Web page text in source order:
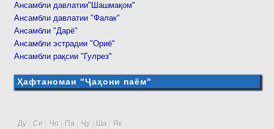
Ансамбли давлатии"Шашмақом"
Ансамбли давлатии "Фалак"
Ансамбли "Дарё"
Ансамбли эстрадии "Ориё"
Ансамбли рақсии "Гулрез"
Ҳафтаномаи "Ҷаҳони паём"
Ду Се Чо Па Ҷу Ша
Як